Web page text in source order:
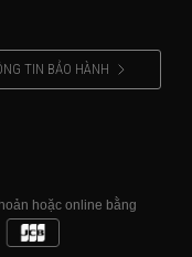
TIN BẢO HÀNH
hoặc online bằng